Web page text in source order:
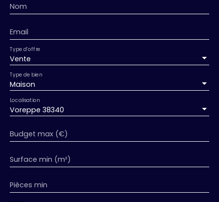
Nom
Email
Vente
Type d'offre
Maison
Type de bien
Voreppe 38340
Localisation
Budget max (€)
Surface min (m²)
Pièces min